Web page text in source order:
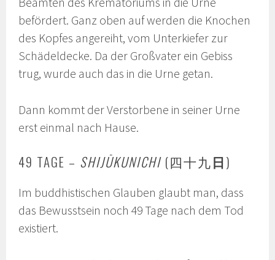
befördert. Ganz oben auf werden die Knochen
des Kopfes angereiht, vom Unterkiefer zur
Schädeldecke. Da der Großvater ein Gebiss
trug, wurde auch das in die Urne getan.
Dann kommt der Verstorbene in seiner Urne
erst einmal nach Hause.
49 TAGE – SHIJŪKUNICHI(四十九日)
Im buddhistischen Glauben glaubt man, dass
das Bewusstsein noch 49 Tage nach dem Tod
existiert.